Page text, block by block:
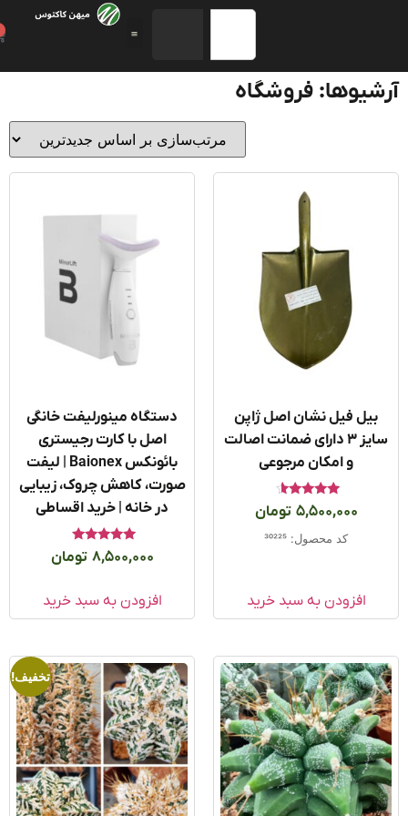
فروشگاه
بیل فیل نشان اصل ژاپن
سایز 3 دارای ضمانت اصالت
و امکان مرجوعی
4.33
5,500,000 تومان
کد محصول: 30225
افزودن به سبد خرید
دستگاه مینورلیفت خانگی
اصل با کارت رجیستری
بائونکس Baionex | لیفت
صورت، کاهش چروک، زیبایی
در خانه | خرید اقساطی
5.00
8,500,000 تومان
افزودن به سبد خرید
تخفیف!